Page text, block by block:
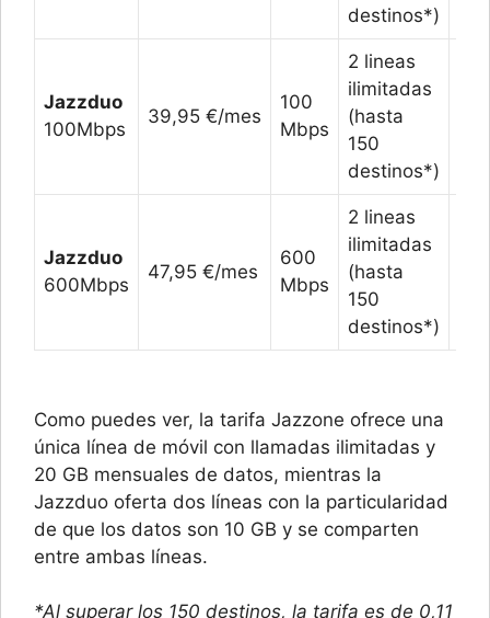
destinos*)
Jazzduo
100Mbps
39,95 €/mes
100
Mbps
2 lineas
ilimitadas
(hasta
150
destinos*)
Jazzduo
600Mbps
47,95 €/mes
600
Mbps
2 lineas
ilimitadas
(hasta
150
destinos*)
Como puedes ver, la tarifa Jazzone ofrece una
única línea de móvil con llamadas ilimitadas y
20 GB mensuales de datos, mientras la
Jazzduo oferta dos líneas con la particularidad
de que los datos son 10 GB y se comparten
entre ambas líneas.
*Al superar los 150 destinos, la tarifa es de 0,11